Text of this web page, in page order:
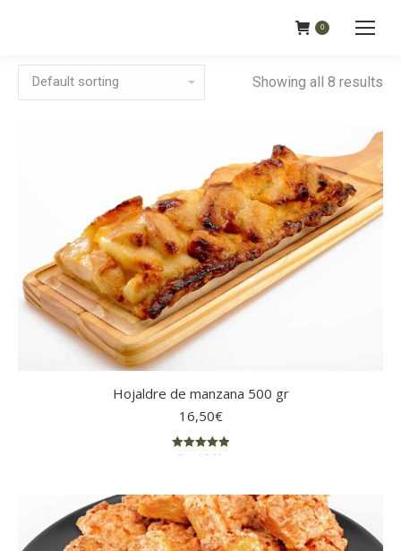
0
Showing all 8 results
Hojaldre de manzana 500 gr
16,50€
Rated 5.00